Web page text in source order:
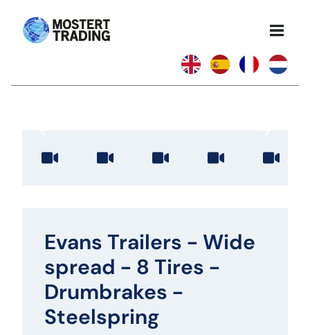
Evans Trailers - Wide
spread - 8 Tires -
Drumbrakes -
Steelspring